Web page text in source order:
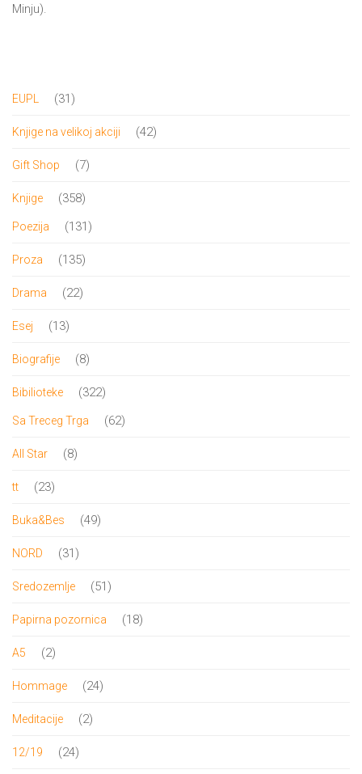
Minju).
EUPL 3131
Knjige na velikoj akciji 4242
Gift Shop 77
Knjige 358358
proizvoda
Poezija 131131
Proza 135135
Drama 2222
Esej 1313
Biografije 88
Bibilioteke 322322
proizvoda
Sa Treceg Trga 6262
All Star 88
tt 2323
Buka&Bes 4949
NORD 3131
Sredozemlje 5151
Papirna pozornica 1818
A5 22
Hommage 2424
Meditacije 22
12/19 2424